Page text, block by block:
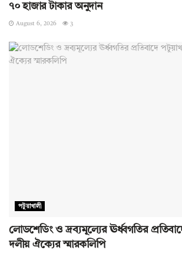
৭০ হাজার টাকার অনুদান
August 6, 2026 3
পটুয়াখালী
লোডশেডিং ও দ্রব্যমূল্যের ঊর্ধ্বগতির
দলীয় ঐক্যের স্মারকলিপি